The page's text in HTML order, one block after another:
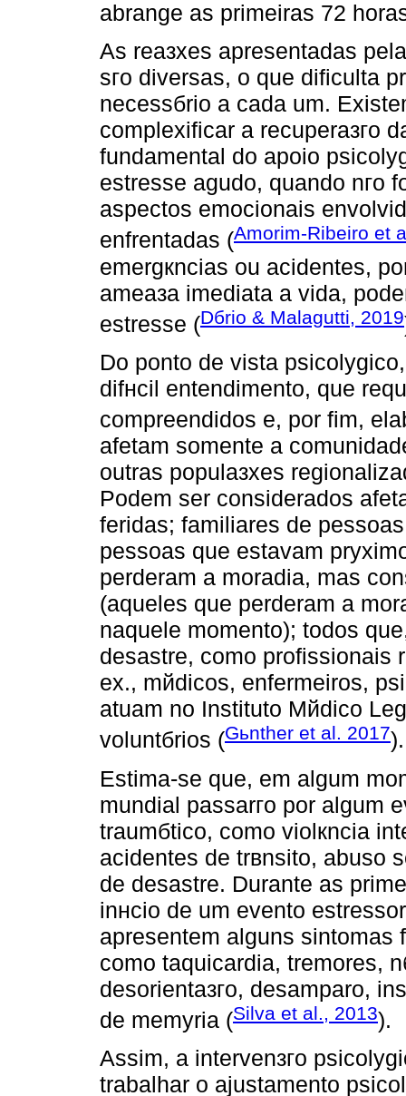
abrange as primeiras 72
As reaзхes apresentadas
sгo diversas, o que dificulta
necessбrio a cada um.
complexificar a recuperaзгo
fundamental do apoio
estresse agudo, quando nгo
aspectos emocionais
enfrentadas (Amorim-Ribeiro et
emergкncias ou acidentes,
ameaзa imediata а vida,
estresse (Dбrio & Malagutti, 2019
Do ponto de vista
difнcil entendimento, que
compreendidos e, por fim,
afetam somente a
outras populaзхes
Podem ser considerados
feridas; familiares de
pessoas que estavam
perderam a moradia, mas
(aqueles que perderam a
naquele momento); todos
desastre, como profissionais
ex., mйdicos, enfermeiros,
atuam no Instituto Mйdico
voluntбrios (Gьnther et al. 2017).
Estima-se que, em algum
mundial passarгo por algum
traumбtico, como violкncia
acidentes de trвnsito, abuso
de desastre. Durante as
inнcio de um evento
apresentem alguns
como taquicardia, tremores,
desorientaзгo, desamparo,
de memуria (Silva et al., 2013).
Assim, a intervenзгo
trabalhar o ajustamento